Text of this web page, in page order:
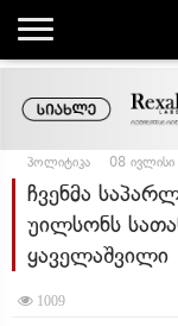
პოლიტიკა 08
ჩვენმა
უილსონს
ყაველაშვილი
1009